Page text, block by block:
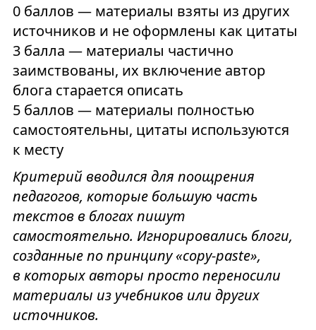
0 баллов — материалы взяты из других
источников и не оформлены как цитаты
3 балла — материалы частично
заимствованы, их включение автор
блога старается описать
5 баллов — материалы полностью
самостоятельны, цитаты используются
к месту
Критерий вводился для поощрения
педагогов, которые большую часть
текстов в блогах пишут
самостоятельно. Игнорировались блоги,
созданные по принципу «copy-paste»,
в которых авторы просто переносили
материалы из учебников или других
источников.